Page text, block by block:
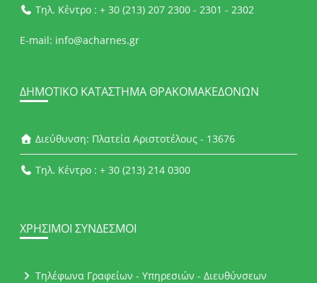
Τηλ. Κέντρο : + 30 (213) 207 2300 - 2301 - 2302
E-mail: info@acharnes.gr
ΔΗΜΟΤΙΚΌ ΚΑΤΆΣΤΗΜΑ ΘΡΑΚΟΜΑΚΕΔΌΝΩΝ
Διεύθυνση: Πλατεία Αριστοτέλους - 13676
Τηλ. Κέντρο : + 30 (213) 214 0300
ΧΡΉΣΙΜΟΙ ΣΎΝΔΕΣΜΟΙ
Τηλέφωνα Γραφείων - Υπηρεσιών - Διευθύνσεων